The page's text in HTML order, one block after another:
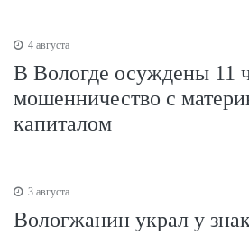
4 августа
В Вологде осуждены 11
мошенничество с
капиталом
3 августа
Вологжанин украл у